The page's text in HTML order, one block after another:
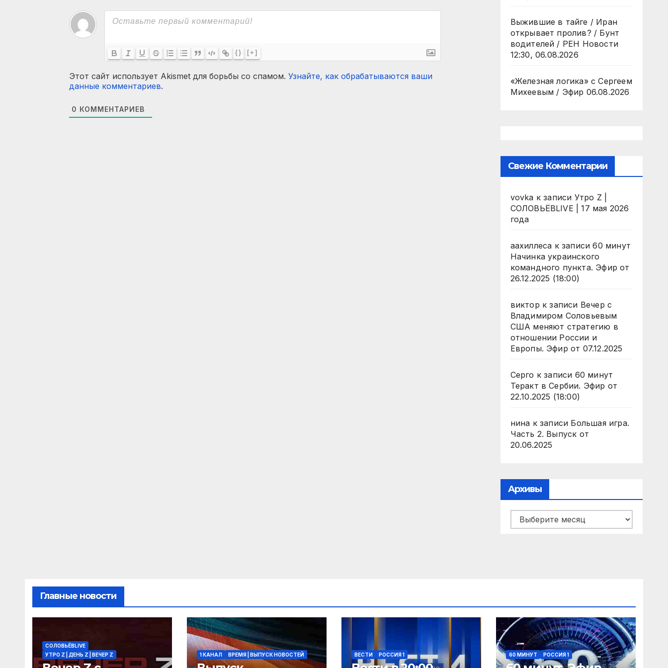
{} [+]
Этот сайт использует Akismet для борьбы со спамом. Узнайте, как обрабатываются ваши
данные комментариев.
0 КОММЕНТАРИЕВ
Выжившие в тайге / Иран
открывает пролив? / Бунт
водителей / РЕН Новости
12:30, 06.08.2026
«Железная логика» с Сергеем
Михеевым / Эфир 06.08.2026
Свежие Комментарии
vovka к записи Утро Z |
СОЛОВЬЁВLIVE | 17 мая 2026
года
аахиллеса к записи60 минут
Начинка украинского
командного пункта. Эфир от
26.12.2025 (18:00)
виктор к записи Вечер с
Владимиром Соловьевым
США меняют стратегию в
отношении России и
Европы. Эфир от 07.12.2025
Серго к записи 60 минут
Теракт в Сербии. Эфир от
22.10.2025 (18:00)
нина к записи Большая игра.
Часть 2. Выпуск от
20.06.2025
Архивы
Архивы
Главные новости
СОЛОВЬЁВLIVE
УТРО Z | ДЕНЬ Z | ВЕЧЕР Z
1 КАНАЛ ВРЕМЯ | ВЫПУСК НОВОСТЕЙ ВЕСТИ РОССИЯ 1 60 МИНУТ РОССИЯ 1